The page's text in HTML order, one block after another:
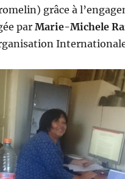
grâce à
par Marie-Michele